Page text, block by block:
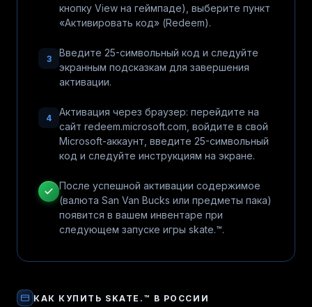
кнопку View на геймпаде), выберите пункт
«Активировать код» (Redeem).
3
Введите 25-символьный код и следуйте
экранным подсказкам для завершения
активации.
4
Активация через браузер: перейдите на
сайт redeem.microsoft.com, войдите в свой
Microsoft-аккаунт, введите 25-символьный
код и следуйте инструкциям на экране.
После успешной активации содержимое
(валюта San Van Bucks или предметы пака)
появится в вашем инвентаре при
следующем запуске игры skate.™.
КАК КУПИТЬ SKATE.™ В РОССИИ